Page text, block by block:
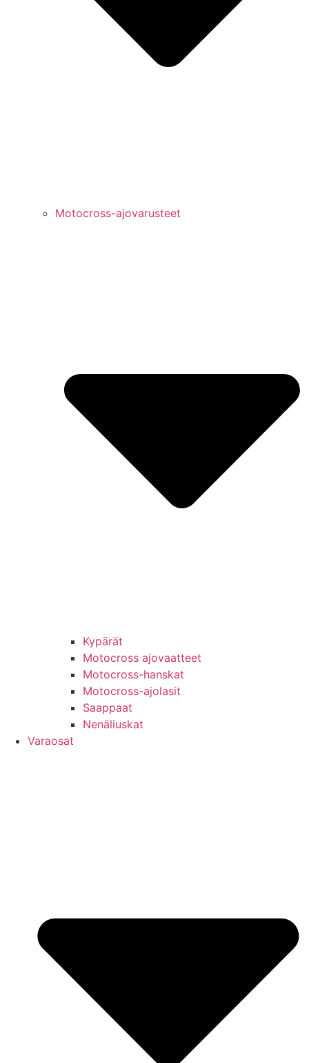
Motocross-ajovarusteet
Kypärät
Motocross ajovaatteet
Motocross-hanskat
Motocross-ajolasit
Saappaat
Nenäliuskat
Varaosat